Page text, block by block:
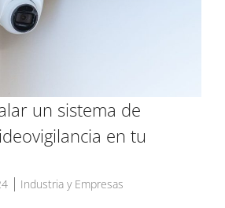
un sistema de
en tu
Industria y Empresas